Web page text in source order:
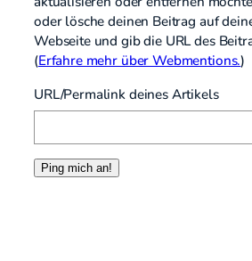
oder lösche deinen Beitrag auf
Webseite und gib die URL des
(Erfahre mehr über Webmentions.)
URL/Permalink deines Artikels